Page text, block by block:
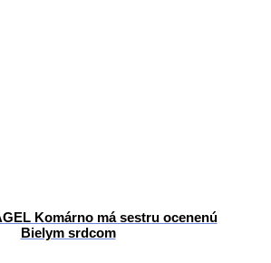
Komárno má sestru ocenenú
Bielym srdcom